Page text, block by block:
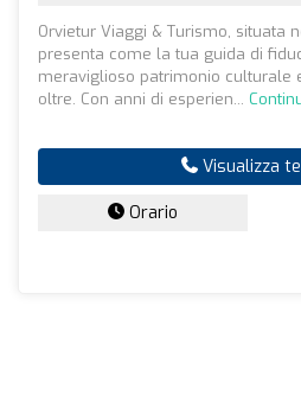
Orvietur Viaggi & Turismo, situata
presenta come la tua guida di
meraviglioso patrimonio culturale
oltre. Con anni di esperien...
Visualizza
Orario